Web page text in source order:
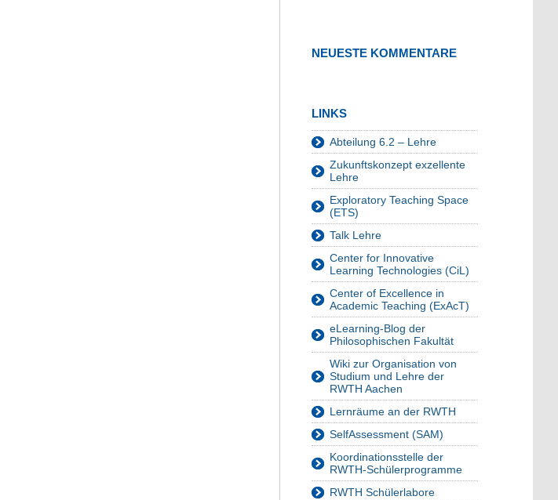
NEUESTE KOMMENTARE
LINKS
Abteilung 6.2 – Lehre
Zukunftskonzept exzellente
Lehre
Exploratory Teaching Space
(ETS)
Talk Lehre
Center for Innovative
Learning Technologies (CiL)
Center of Excellence in
Academic Teaching (ExAcT)
eLearning-Blog der
Philosophischen Fakultät
Wiki zur Organisation von
Studium und Lehre der
RWTH Aachen
Lernräume an der RWTH
SelfAssessment (SAM)
Koordinationsstelle der
RWTH-Schülerprogramme
RWTH Schülerlabore